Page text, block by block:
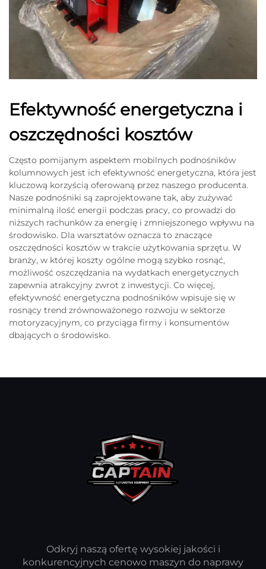
Efektywność energetyczna i
oszczędności kosztów
Często pomijanym aspektem mobilnych podnośników
kolumnowych jest ich efektywność energetyczna, która jest
kluczową korzyścią oferowaną przez naszego producenta.
Nasze podnośniki są zaprojektowane tak, aby zużywać
minimalną ilość energii podczas pracy, co prowadzi do
niższych rachunków za energię i zmniejszonego wpływu na
środowisko. Dla warsztatów oznacza to znaczące
oszczędności kosztów w trakcie użytkowania sprzętu. W
branży, w której koszty ogólne mogą szybko rosnąć,
możliwość oszczędzania na wydatkach energetycznych
zapewnia atrakcyjny zwrot z inwestycji. Co więcej,
efektywność energetyczna podnośników wpisuje się w
rosnący trend zrównoważonego rozwoju w sektorze
motoryzacyjnym, co przyciąga firmy i konsumentów
dbających o środowisko.
Odkryj naszą ofertę wysokiej jakości i
konkurencyjnych cenowo maszyn do naprawy